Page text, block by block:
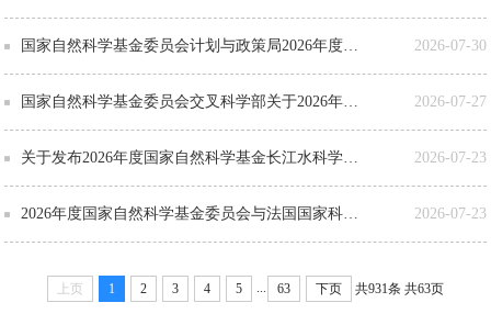
国家自然科学基金委员会计划与政策局2026年度专项项目（科技活动项目）申请通告 2026-07-30
国家自然科学基金委员会交叉科学部关于2026年度专项项目（科技活动项目）申请的通告 2026-07-27
关于发布2026年度国家自然科学基金长江水科学研究联合基金项目指南的通告 2026-07-23
2026年度国家自然科学基金委员会与法国国家科学研究中心合作交流项目指南 2026-07-23
上页 1 2 3 4 5 ... 63 下页 共931条 共63页